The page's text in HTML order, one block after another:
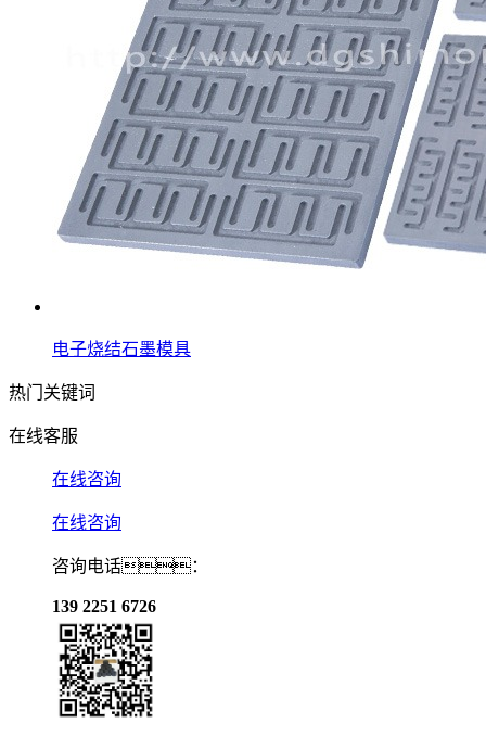
电子烧结石墨模具
热门关键词
在线客服
在线咨询
在线咨询
咨询电话：
139 2251 6726